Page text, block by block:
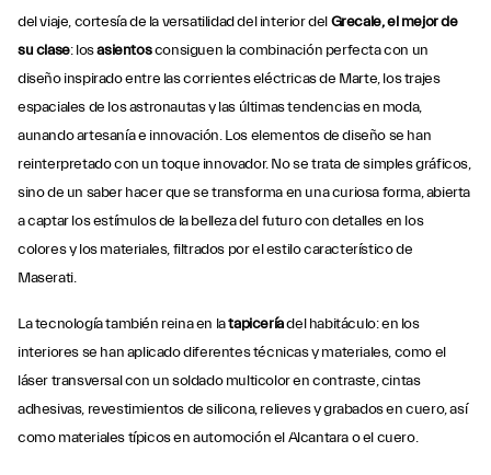
del viaje, cortesía de la versatilidad del interior delGrecale, el mejor de
su clase: losasientosconsiguen la combinación perfecta con un
diseño inspirado entre las corrientes eléctricas de Marte, los trajes
espaciales de los astronautas y las últimas tendencias en moda,
aunando artesanía e innovación. Los elementos de diseño se han
reinterpretado con un toque innovador. No se trata de simples gráficos,
sino de un saber hacer que se transforma en una curiosa forma, abierta
a captar los estímulos de la belleza del futuro con detalles en los
colores y los materiales, filtrados por el estilo característico de
Maserati.
La tecnología también reina en latapiceríadel habitáculo: en los
interiores se han aplicado diferentes técnicas y materiales, como el
láser transversal con un soldado multicolor en contraste, cintas
adhesivas, revestimientos de silicona, relieves y grabados en cuero, así
como materiales típicos en automoción el Alcantara o el cuero.